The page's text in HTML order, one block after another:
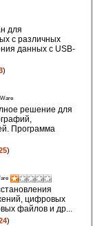
для
с различных
данных с USB-
)
решение для
Программа
)
цифровых
файлов и др...
)